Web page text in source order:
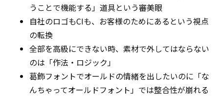
うことで機能する」道具という審美眼
自社のロゴもCIも、お客様のためにあるという視点
の転換
全部を高級にできない時、素材で外してはならない
のは「作法・ロジック」
葛飾フォントでオールドの情緒を出したいのに「な
んちゃってオールドフォント」では整合性が崩れる